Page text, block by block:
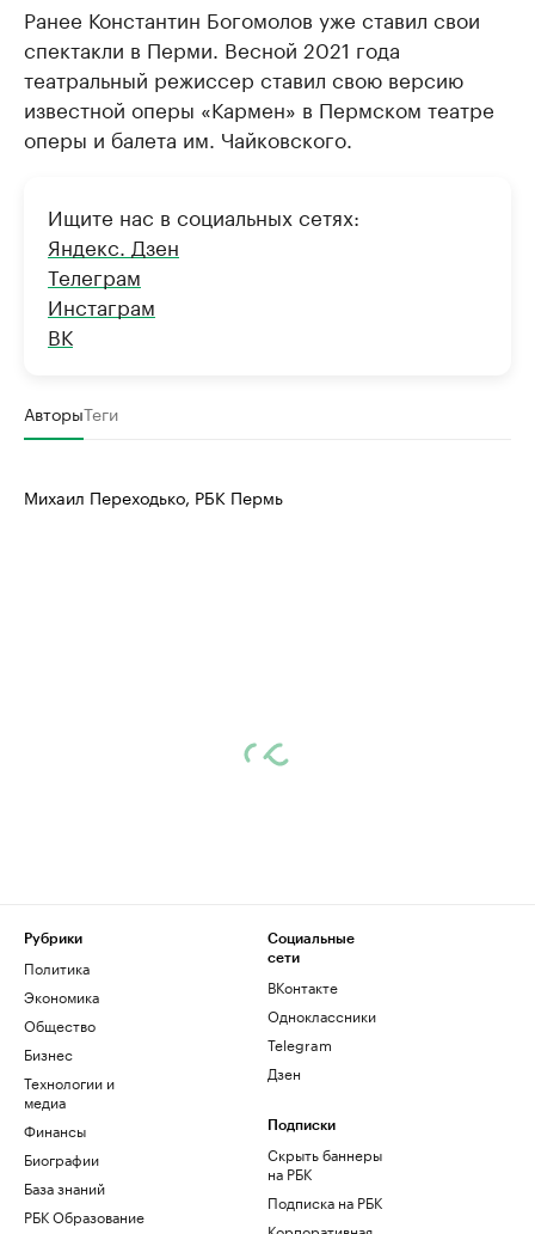
Ранее Константин Богомолов уже ставил свои
спектакли в Перми. Весной 2021 года
театральный режиссер ставил свою версию
известной оперы «Кармен» в Пермском театре
оперы и балета им. Чайковского.
Ищите нас в социальных сетях:
Яндекс. Дзен
Телеграм
Инстаграм
ВК
АвторыТеги
Михаил Переходько, РБК Пермь
Рубрики
Политика
Экономика
Общество
Бизнес
Технологии и
медиа
Финансы
Биографии
База знаний
РБК Образование
Социальные
сети
ВКонтакте
Одноклассники
Telegram
Дзен
Подписки
Скрыть баннеры
на РБК
Подписка на РБК